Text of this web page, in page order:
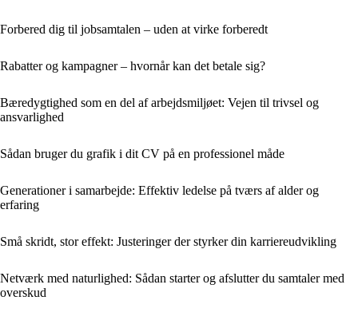
Forbered dig til jobsamtalen – uden at virke forberedt
Rabatter og kampagner – hvornår kan det betale sig?
Bæredygtighed som en del af arbejdsmiljøet: Vejen til trivsel og
ansvarlighed
Sådan bruger du grafik i dit CV på en professionel måde
Generationer i samarbejde: Effektiv ledelse på tværs af alder og
erfaring
Små skridt, stor effekt: Justeringer der styrker din karriereudvikling
Netværk med naturlighed: Sådan starter og afslutter du samtaler med
overskud